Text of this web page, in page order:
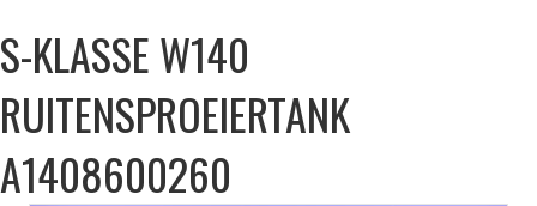
S-KLASSE W140
RUITENSPROEIERTANK
A1408600260